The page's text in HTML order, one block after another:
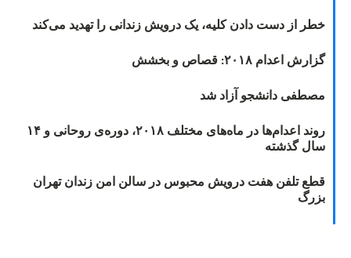
خطر از دست دادن کلیه، یک درویش زندانی را تهدید می‌کند
گزارش اعدام ۲۰۱۸: قصاص و بخشش
مصطفی دانشجو آزاد شد
روند اعدام‌ها در ماه‌های مختلف ۲۰۱۸، دوره‌ی روحانی و ۱۴
سال گذشته
قطع تلفن هفت درویش محبوس در سالن امن زندان تهران
بزرگ